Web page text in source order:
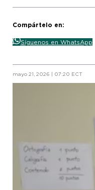
Compártelo en:
Síguenos en WhatsApp
mayo 21, 2026 | 07:20 ECT